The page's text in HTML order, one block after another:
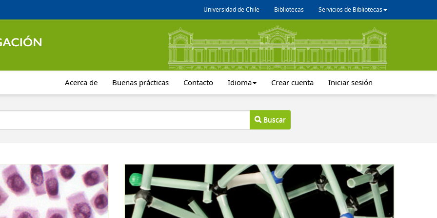
Universidad de Chile Bibliotecas Servicios de Bibliotecas
Acerca de Buenas prácticas Contacto Idioma Crear cuenta Iniciar sesión
Buscar